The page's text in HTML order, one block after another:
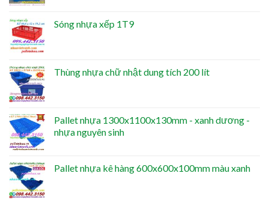
Sóng nhựa xếp 1T9
Thùng nhựa chữ nhật dung tích 200 lít
Pallet nhựa 1300x1100x130mm - xanh dương -
nhựa nguyên sinh
Pallet nhựa kê hàng 600x600x100mm màu xanh